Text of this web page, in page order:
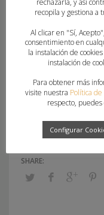
De esta manera,
del Curso de
organiza la
CES-2021-2022-Elche
rechazarla, y así
recopila y gestiona a
Al clicar en "Sí,
consentimiento en
la instalación de
instalación de
Para obtener más
visite nuestra Política
respecto,
Configurar